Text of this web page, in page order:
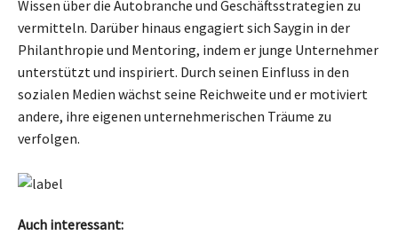
Wissen über die Autobranche und Geschäftsstrategien zu
vermitteln. Darüber hinaus engagiert sich Saygin in der
Philanthropie und Mentoring, indem er junge Unternehmer
unterstützt und inspiriert. Durch seinen Einfluss in den
sozialen Medien wächst seine Reichweite und er motiviert
andere, ihre eigenen unternehmerischen Träume zu
verfolgen.
Auch interessant: